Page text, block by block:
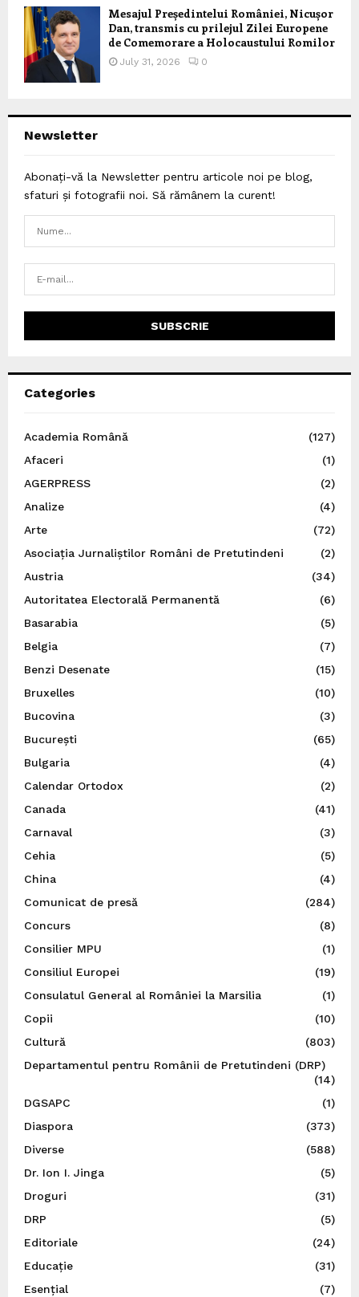
Mesajul Președintelui României, Nicușor
Dan, transmis cu prilejul Zilei Europene
de Comemorare a Holocaustului Romilor
July 31, 2026 0
Newsletter
Abonați-vă la Newsletter pentru articole noi pe blog,
sfaturi și fotografii noi. Să rămânem la curent!
Categories
Academia Română
(127)
Afaceri
(1)
AGERPRESS
(2)
Analize
(4)
Arte
(72)
Asociația Jurnaliștilor Români de Pretutindeni
(2)
Austria
(34)
Autoritatea Electorală Permanentă
(6)
Basarabia
(5)
Belgia
(7)
Benzi Desenate
(15)
Bruxelles
(10)
Bucovina
(3)
București
(65)
Bulgaria
(4)
Calendar Ortodox
(2)
Canada
(41)
Carnaval
(3)
Cehia
(5)
China
(4)
Comunicat de presă
(284)
Concurs
(8)
Consilier MPU
(1)
Consiliul Europei
(19)
Consulatul General al României la Marsilia
(1)
Copii
(10)
Cultură
(803)
Departamentul pentru Românii de Pretutindeni (DRP)
(14)
DGSAPC
(1)
Diaspora
(373)
Diverse
(588)
Dr. Ion I. Jinga
(5)
Droguri
(31)
DRP
(5)
Editoriale
(24)
Educație
(31)
Esențial
(7)